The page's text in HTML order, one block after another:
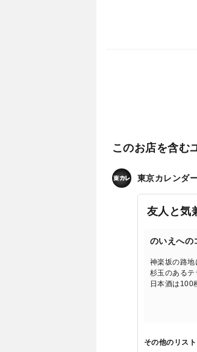
このお店を含む
東京カレンダ
友人と気
のいえへの
神楽坂の路地
杉玉のあるテ
日本酒は100
その他のリスト